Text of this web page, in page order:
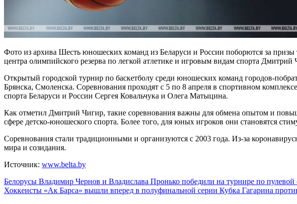
Фото из архива Шесть юношеских команд из Беларуси и России поборются за
центра олимпийского резерва по легкой атлетике и игровым видам спорта Дмитрий
Открытый городской турнир по баскетболу среди юношеских команд городов-
Брянска, Смоленска. Соревнования проходят с 5 по 8 апреля в спортивном
спорта Беларуси и России Сергея Ковальчука и Олега Матыцина.
Как отметил Дмитрий Чигир, такие соревнования важны для обмена опытом и
сфере детско-юношеского спорта. Более того, для юных игроков они становятся
Соревнования стали традиционными и организуются с 2003 года. Из-за
мира и созидания.
Источник: www.belta.by
Навигация
по
Белорусы Владимир Чернов и Владислава Пронько победили на турнире по пулевой
Хоккеисты «Ак Барса» вышли вперед в полуфинальной серии Кубка Гагарина